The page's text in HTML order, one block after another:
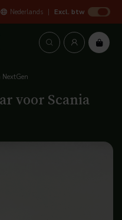
Nederlands Excl. btw
voor Scania